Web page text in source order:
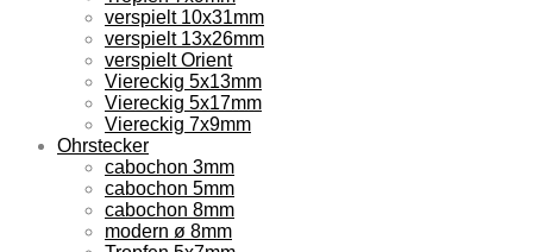
verspielt 10x31mm
verspielt 13x26mm
verspielt Orient
Viereckig 5x13mm
Viereckig 5x17mm
Viereckig 7x9mm
Ohrstecker
cabochon 3mm
cabochon 5mm
cabochon 8mm
modern ø 8mm